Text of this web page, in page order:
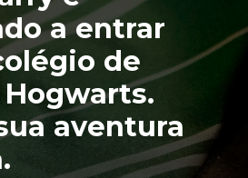
a entrar
de
aventura